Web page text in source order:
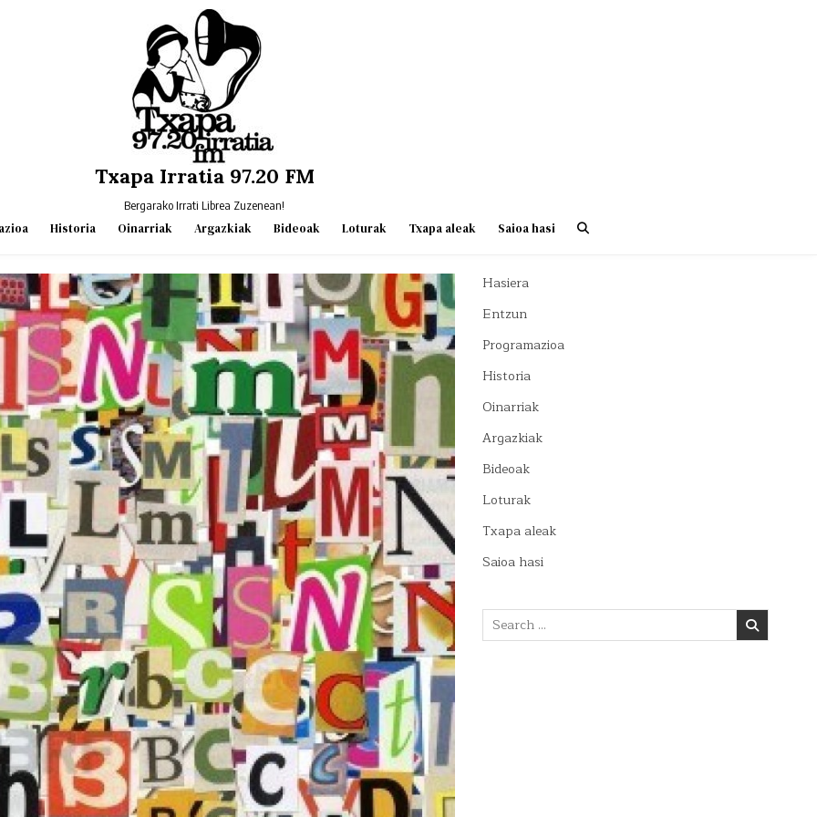
Txapa Irratia 97.20 FM
Bergarako Irrati Librea Zuzenean!
Historia Oinarriak Argazkiak Bideoak Loturak Txapa aleak Saioa hasi
Hasiera
Entzun
Programazioa
Historia
Oinarriak
Argazkiak
Bideoak
Loturak
Txapa aleak
Saioa hasi
Search
for: